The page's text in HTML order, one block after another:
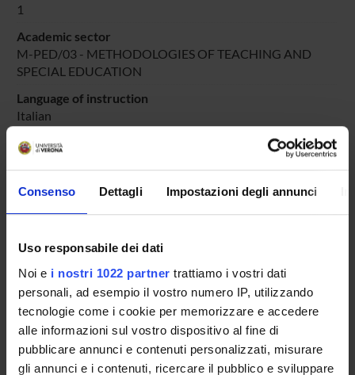
Consenso Dettagli Impostazioni degli annunci
Uso responsabile dei dati
Noi e i nostri 1022 partner trattiamo i vostri dati
personali, ad esempio il vostro numero IP, utilizzando
tecnologie come i cookie per memorizzare e accedere
alle informazioni sul vostro dispositivo al fine di
pubblicare annunci e contenuti personalizzati, misurare
gli annunci e i contenuti, ricercare il pubblico e sviluppare
1
Academic sector
M-PED/03 - METHODOLOGIES OF TEACHING AND
SPECIAL EDUCATION
Language of instruction
Italian
Period
DIDATTICA SOSTEGNO
dal Oct 25, 2025 al Jun 30, 2025.
Course news
Go to lesson schedule